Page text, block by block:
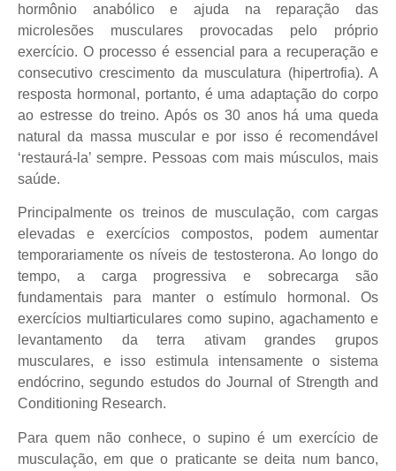
hormônio anabólico e ajuda na reparação das
microlesões musculares provocadas pelo próprio
exercício. O processo é essencial para a recuperação e
consecutivo crescimento da musculatura (hipertrofia). A
resposta hormonal, portanto, é uma adaptação do corpo
ao estresse do treino. Após os 30 anos há uma queda
natural da massa muscular e por isso é recomendável
‘restaurá-la’ sempre. Pessoas com mais músculos, mais
saúde.
Principalmente os treinos de musculação, com cargas
elevadas e exercícios compostos, podem aumentar
temporariamente os níveis de testosterona. Ao longo do
tempo, a carga progressiva e sobrecarga são
fundamentais para manter o estímulo hormonal. Os
exercícios multiarticulares como supino, agachamento e
levantamento da terra ativam grandes grupos
musculares, e isso estimula intensamente o sistema
endócrino, segundo estudos do Journal of Strength and
Conditioning Research.
Para quem não conhece, o supino é um exercício de
musculação, em que o praticante se deita num banco,